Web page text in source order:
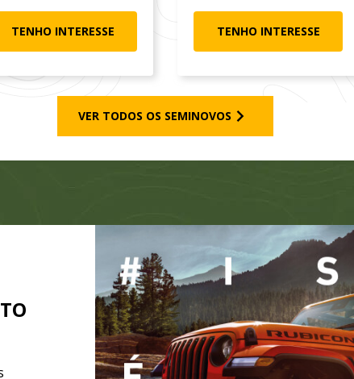
TENHO INTERESSE TENHO INTERESSE
VER TODOS OS SEMINOVOS